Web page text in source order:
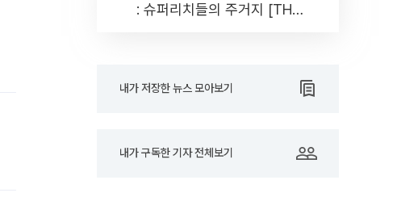
: 슈퍼리치들의 주거지 [THE
내가 저장한 뉴스 모아보기
내가 구독한 기자 전체보기